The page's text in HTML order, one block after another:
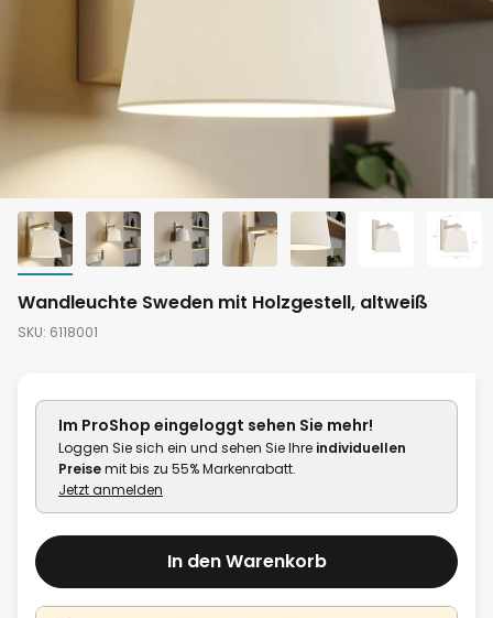
Zum
springen
Wandleuchte Sweden mit Holzgestell, altweiß
SKU 6118001
Im ProShop eingeloggt sehen Sie mehr!
Loggen Sie sich ein und sehen Sie Ihre individuellen
Preisemit bis zu 55% Markenrabatt.
Jetzt anmelden
In den Warenkorb